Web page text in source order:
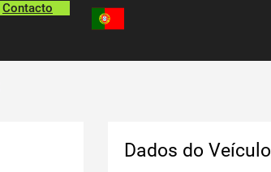
Contacto
Dados do Veículo